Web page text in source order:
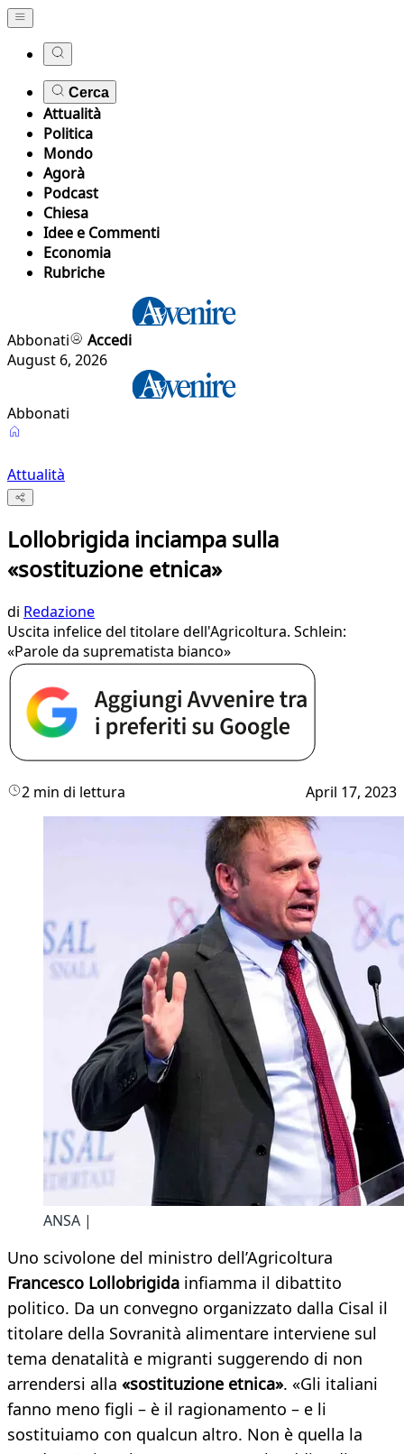
Cerca
Attualità
Politica
Mondo
Agorà
Podcast
Chiesa
Idee e Commenti
Economia
Rubriche
Abbonati
Accedi
August 6, 2026
Abbonati
Attualità
Lollobrigida inciampa sulla
«sostituzione etnica»
di Redazione
Uscita infelice del titolare dell'Agricoltura. Schlein:
«Parole da suprematista bianco»
2 min di lettura April 17, 2023
ANSA |
Uno scivolone del ministro dell’Agricoltura
Francesco Lollobrigida infiamma il dibattito
politico. Da un convegno organizzato dalla Cisal il
titolare della Sovranità alimentare interviene sul
tema denatalità e migranti suggerendo di non
arrendersi alla «sostituzione etnica». «Gli italiani
fanno meno figli – è il ragionamento – e li
sostituiamo con qualcun altro. Non è quella la